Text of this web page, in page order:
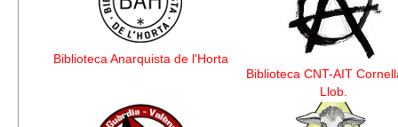
Biblioteca Anarquista de l'Horta
Biblioteca CNT-AIT
Llob.